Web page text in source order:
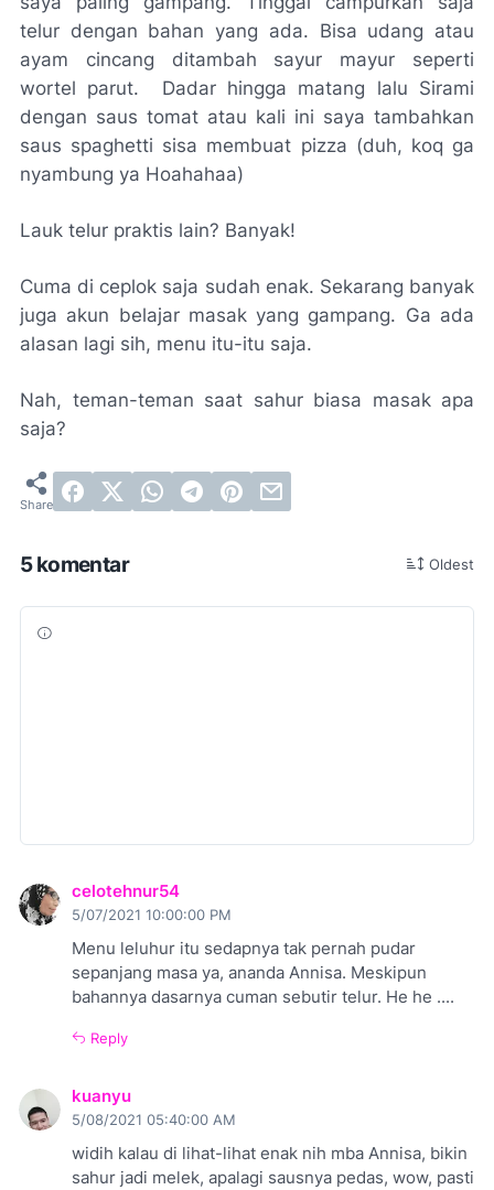
telur dengan bahan yang ada. Bisa udang atau
ayam cincang ditambah sayur mayur seperti
wortel parut. Dadar hingga matang lalu Sirami
dengan saus tomat atau kali ini saya tambahkan
saus spaghetti sisa membuat pizza (duh, koq ga
nyambung ya Hoahahaa)
Lauk telur praktis lain? Banyak!
Cuma di ceplok saja sudah enak. Sekarang banyak
juga akun belajar masak yang gampang. Ga ada
alasan lagi sih, menu itu-itu saja.
Nah, teman-teman saat sahur biasa masak apa
saja?
5 komentar Oldest
celotehnur54
5/07/2021 10:00:00 PM
Menu leluhur itu sedapnya tak pernah pudar
sepanjang masa ya, ananda Annisa. Meskipun
bahannya dasarnya cuman sebutir telur. He he ....
Reply
kuanyu
5/08/2021 05:40:00 AM
widih kalau di lihat-lihat enak nih mba Annisa, bikin
sahur jadi melek, apalagi sausnya pedas, wow, pasti